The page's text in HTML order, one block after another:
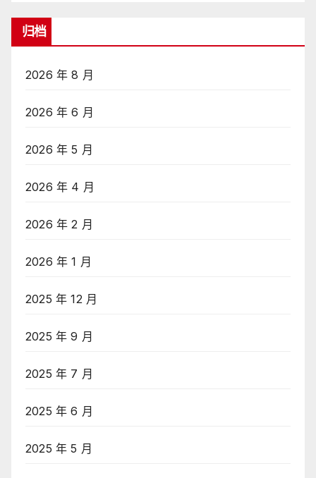
归档
2026 年 8 月
2026 年 6 月
2026 年 5 月
2026 年 4 月
2026 年 2 月
2026 年 1 月
2025 年 12 月
2025 年 9 月
2025 年 7 月
2025 年 6 月
2025 年 5 月